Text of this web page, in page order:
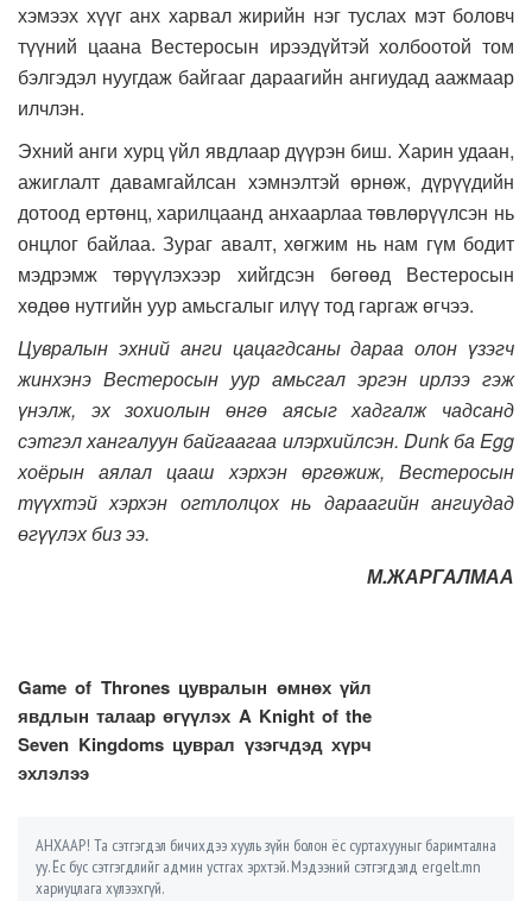
хэмээх хүүг анх харвал жирийн нэг туслах мэт боловч
түүний цаана Вестеросын ирээдүйтэй холбоотой том
бэлгэдэл нуугдаж байгааг дараагийн ангиудад аажмаар
илчлэн.
Эхний анги хурц үйл явдлаар дүүрэн биш. Харин удаан,
ажиглалт давамгайлсан хэмнэлтэй өрнөж, дүрүүдийн
дотоод ертөнц, харилцаанд анхаарлаа төвлөрүүлсэн нь
онцлог байлаа. Зураг авалт, хөгжим нь нам гүм бодит
мэдрэмж төрүүлэхээр хийгдсэн бөгөөд Вестеросын
хөдөө нутгийн уур амьсгалыг илүү тод гаргаж өгчээ.
Цувралын эхний анги цацагдсаны дараа олон үзэгч
жинхэнэ Вестеросын уур амьсгал эргэн ирлээ гэж
үнэлж, эх зохиолын өнгө аясыг хадгалж чадсанд
сэтгэл хангалуун байгаагаа илэрхийлсэн. Dunk ба Egg
хоёрын аялал цааш хэрхэн өргөжиж, Вестеросын
түүхтэй хэрхэн огтлолцох нь дараагийн ангиудад
өгүүлэх биз ээ.
М.ЖАРГАЛМАА
Game of Thrones цувралын өмнөх үйл
явдлын талаар өгүүлэх A Knight of the
Seven Kingdoms цуврал үзэгчдэд хүрч
эхлэлээ
АНХААР! Та сэтгэгдэл бичихдээ хууль зүйн болон ёс суртахууныг баримтална
уу. Ёс бус сэтгэгдлийг админ устгах эрхтэй. Мэдээний сэтгэгдэлд ergelt.mn
хариуцлага хүлээхгүй.